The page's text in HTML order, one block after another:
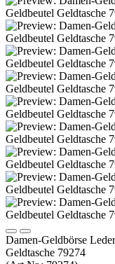
Damen-Geldbörse
Geldtasche 79274